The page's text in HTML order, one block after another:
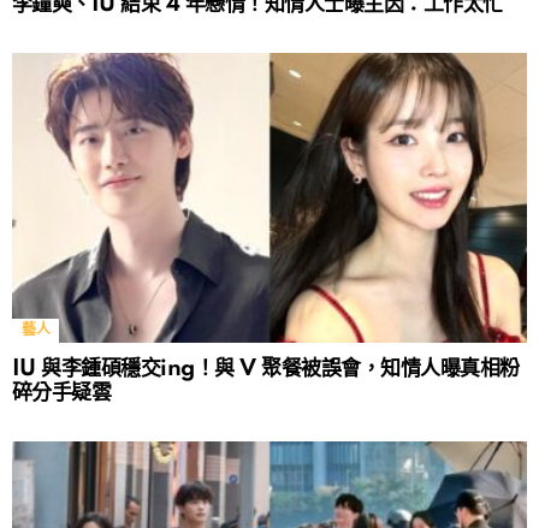
藝人
IU 與李鍾碩穩交ing！與 V 聚餐被誤會，知情人曝真相粉
碎分手疑雲